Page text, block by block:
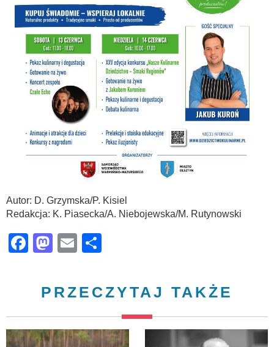
Autor: D. Grzymska/P. Kisiel
Redakcja: K. Piasecka/A. Niebojewska/M. Rutynowski
Facebook
Mastodon
Email
PRZECZYTAJ TAKŻE